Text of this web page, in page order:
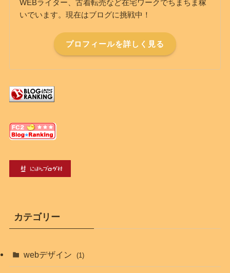
WEBライター、古着転売など在宅ワークでちまちま稼
いでいます。現在はブログに挑戦中！
プロフィールを詳しく見る
カテゴリー
webデザイン (1)